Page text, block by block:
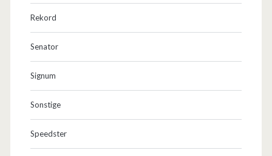
Rekord
Senator
Signum
Sonstige
Speedster